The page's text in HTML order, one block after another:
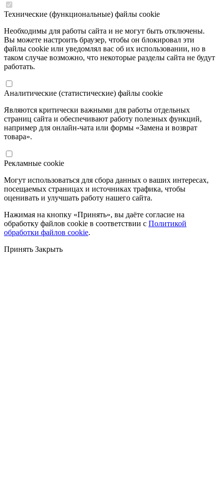
Технические (функциональные) файлы cookie
Необходимы для работы сайта и не могут быть отключены.
Вы можете настроить браузер, чтобы он блокировал эти
файлы cookie или уведомлял вас об их использовании, но в
таком случае возможно, что некоторые разделы сайта не будут
работать.
Аналитические (статистические) файлы cookie
Являются критически важными для работы отдельных
страниц сайта и обеспечивают работу полезных функций,
например для онлайн-чата или формы «Замена и возврат
товара».
Рекламные cookie
Могут использоваться для сбора данных о ваших интересах,
посещаемых страницах и источниках трафика, чтобы
оценивать и улучшать работу нашего сайта.
Нажимая на кнопку «Принять», вы даёте согласие на
обработку файлов cookie в соответствии с Политикой
обработки файлов cookie.
Принять Закрыть